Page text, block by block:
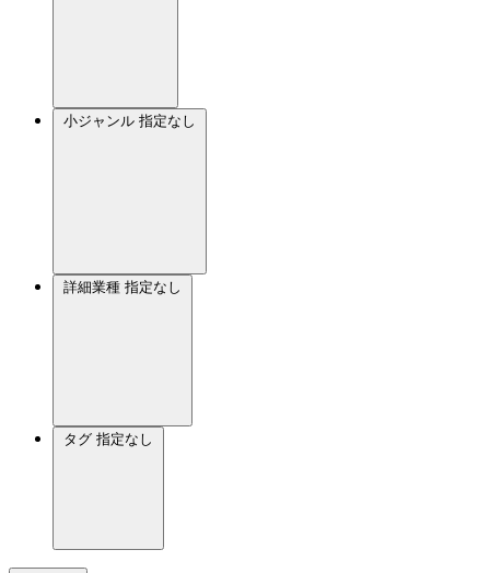
小ジャンル 指定なし
詳細業種 指定なし
タグ 指定なし